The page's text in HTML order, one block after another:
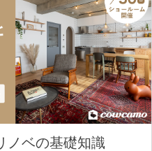
ノベの基礎知識